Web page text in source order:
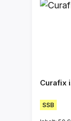
Curafix
SSB